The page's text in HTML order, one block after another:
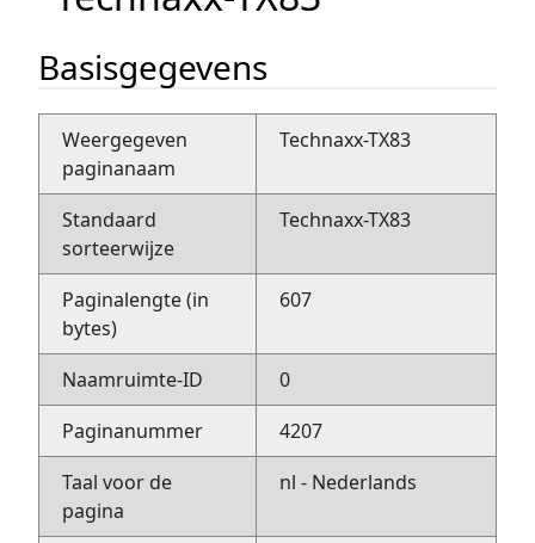
Basisgegevens
Weergegeven
paginanaam
Technaxx-TX83
Standaard
sorteerwijze
Technaxx-TX83
Paginalengte (in
bytes)
607
Naamruimte-ID
0
Paginanummer
4207
Taal voor de
pagina
nl - Nederlands